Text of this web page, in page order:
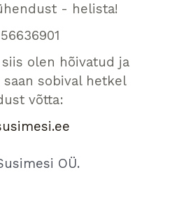
- helista!
olen hõivatud ja
sobival hetkel
võtta:
OÜ.